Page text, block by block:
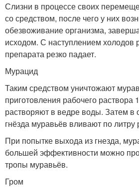
Слизни в процессе своих
со средством, после чего у них
обезвоживание организма,
исходом. С наступлением холодов
препарата резко падает.
Мурацид
Таким средством уничтожают
приготовления рабочего раствора
растворяют в ведре воды. Затем
гнёзда муравьёв вливают по литру
При попытке выхода из гнезда,
большей эффективности можно
тропы муравьёв.
Гром